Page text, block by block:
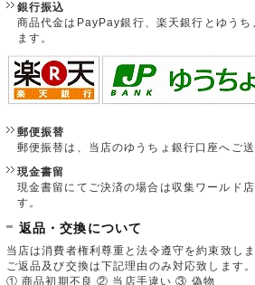
銀行振込
商品代金はPayPay銀行、楽天銀行とゆうち
ます。
郵便振替
郵便振替は、当店のゆうちょ銀行口座へご
現金書留
現金書留にてご決済の場合は収集ワールド
す。
返品・交換について
当店は消費者権利尊重と法令遵守を約束致しま
ご返品及び交換は下記理由のみ対応致します。
① 商品初期不良 ② 当店手違い ③ 偽物